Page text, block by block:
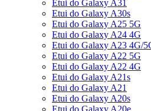
Etui do Galaxy A31
Etui do Galaxy A30s
Etui do Galaxy A25 5G
Etui do Galaxy A24 4G
Etui do Galaxy A23 4G/
Etui do Galaxy A22 5G
Etui do Galaxy A22 4G
Etui do Galaxy A21s
Etui do Galaxy A21
Etui do Galaxy A20s
Etui do Galaxy A20e